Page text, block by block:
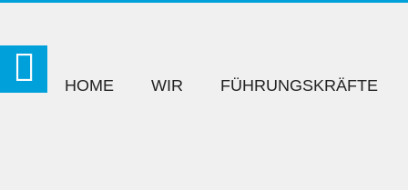
HOME WIR FÜHRUNGSKRÄFTE